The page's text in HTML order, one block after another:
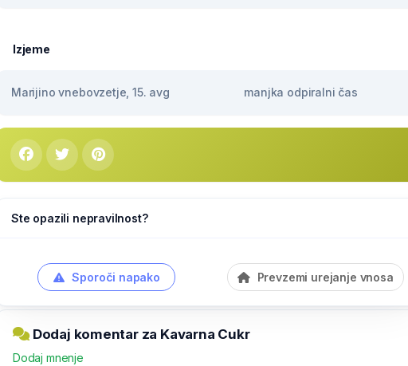
Izjeme
Marijino vnebovzetje, 15. avg manjka odpiralni čas
Ste opazili nepravilnost?
Sporoči napako Prevzemi urejanje vnosa
Dodaj komentar za Kavarna Cukr
Dodaj mnenje